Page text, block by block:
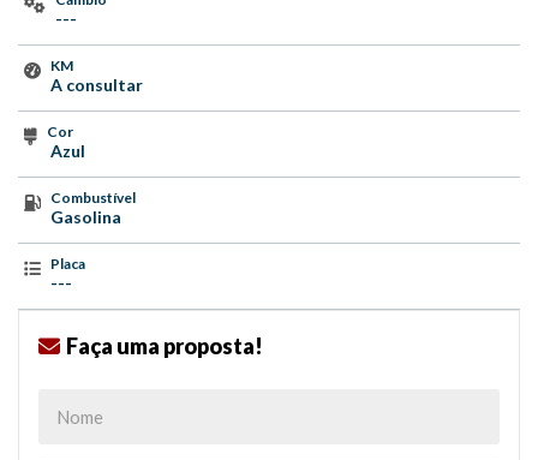
---
KM
A consultar
Cor
Azul
Combustível
Gasolina
Placa
---
Faça uma proposta!